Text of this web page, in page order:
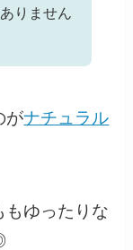
りません
がナチュラル
もゆったりな